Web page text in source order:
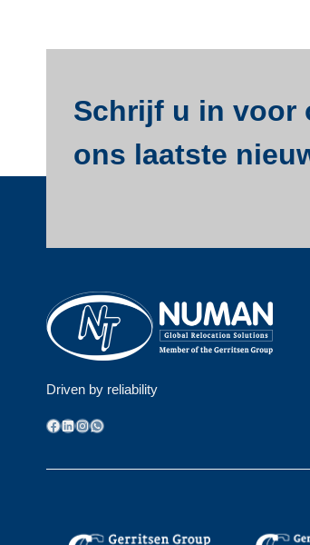
Schrijf u in voor
ons laatste
Driven by reliability
Facebook
LinkedIn
Instagram
WhatsApp